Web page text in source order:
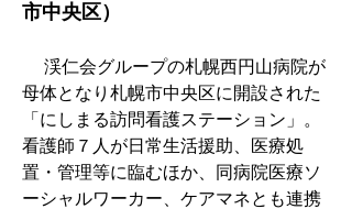
市中央区）
渓仁会グループの札幌西円山病院が
母体となり札幌市中央区に開設された
「にしまる訪問看護ステーション」。
看護師７人が日常生活援助、医療処
置・管理等に臨むほか、同病院医療ソ
ーシャルワーカー、ケアマネとも連携